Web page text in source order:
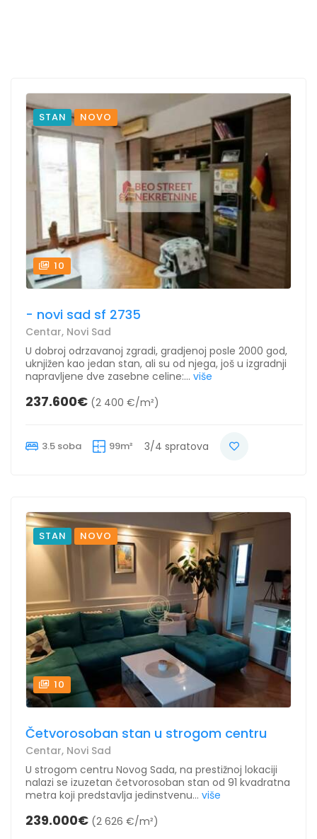
STAN NOVO
10
- novi sad sf 2735
Centar, Novi Sad
U dobroj odrzavanoj zgradi, gradjenoj posle 2000 god,
uknjižen kao jedan stan, ali su od njega, još u izgradnji
napravljene dve zasebne celine:... više
237.600€ (2 400 €/m²)
3.5 soba 99m² 3/4 spratova
STAN NOVO
10
Četvorosoban stan u strogom centru
Centar, Novi Sad
U strogom centru Novog Sada, na prestižnoj lokaciji
nalazi se izuzetan četvorosoban stan od 91 kvadratna
metra koji predstavlja jedinstvenu... više
239.000€ (2 626 €/m²)